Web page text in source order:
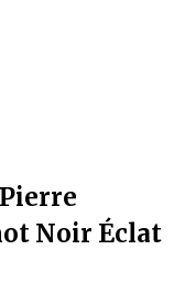
Noir Éclat